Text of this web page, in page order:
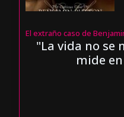
El extraño caso de
"La vida no se
mide